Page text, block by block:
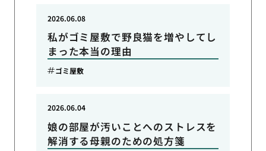
私がゴミ屋敷で野良猫を増やしてし
まった本当の理由
2026.06.08
ゴミ屋敷
娘の部屋が汚いことへのストレスを
解消する母親のための処方箋
2026.06.04